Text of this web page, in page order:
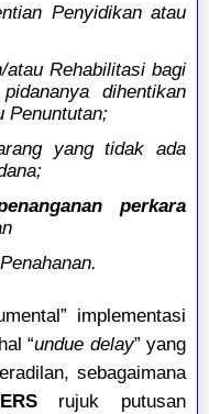
Penyidikan atau
Rehabilitasi bagi
dihentikan
Penuntutan;
yang tidak ada
perkara
implementasi
“undue delay” yang
sebagaimana
rujuk putusan